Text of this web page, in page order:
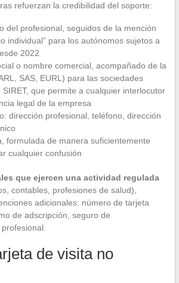
refuerzan la credibilidad del soporte:
del profesional, seguidos de la mención
individual” para los autónomos sujetos a
2022
o nombre comercial, acompañado de la
SAS, EURL) para las sociedades
SIRET, que permite a cualquier interlocutor
legal de la empresa
dirección profesional, teléfono, dirección
formulada de manera suficientemente
cualquier confusión
que ejercen una actividad regulada
contables, profesiones de salud),
adicionales: número de tarjeta
de adscripción, seguro de
de visita no